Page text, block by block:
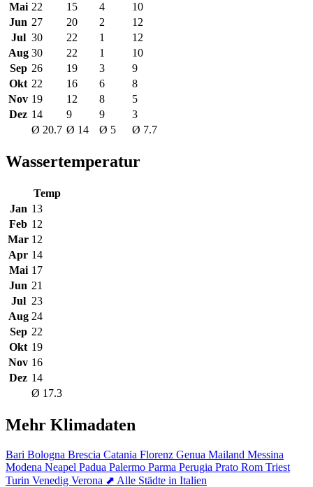
Mai 22 15 4
10
Jun 27 20 2
12
Jul 30 22 1
12
Aug 30 22 1
10
Sep 26 19 3
9
Okt 22 16 6
8
Nov 19 12 8
5
Dez 14 9 9
3
Ø 20.7 Ø 14 Ø 5 Ø 7.7
Wassertemperatur
Temp
Jan 13
Feb 12
Mar 12
Apr 14
Mai 17
Jun 21
Jul 23
Aug 24
Sep 22
Okt 19
Nov 16
Dez 14
Ø 17.3
Mehr Klimadaten
Bari Bologna Brescia Catania Florenz Genua Mailand Messina
Modena Neapel Padua Palermo Parma Perugia Prato Rom Triest
Turin Venedig Verona ⬈ Alle Städte in Italien